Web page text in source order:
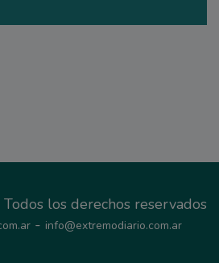
los derechos reservados
- info@extremodiario.com.ar